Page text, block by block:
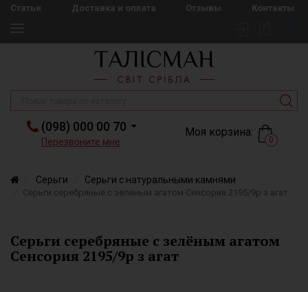
Статьи Доставка и оплата Отзывы Контакты
(098) 000 00 70
Перезвоните мне
Моя корзина:
0
Серьги Серьги с натуральными камнями
Серьги серебряные с зелёным агатом Сенсория 2195/9р з агат
Серьги серебряные с зелёным агатом
Сенсория 2195/9р з агат